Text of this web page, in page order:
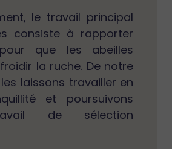
le travail principal
consiste à rapporter
que les abeilles
la ruche. De notre
laissons travailler en
et poursuivons
de sélection